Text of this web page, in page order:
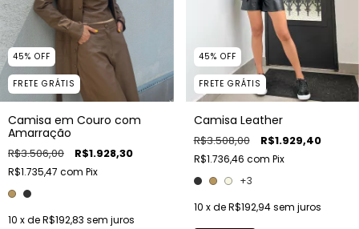
45% OFF
FRETE GRÁTIS
Camisa em Couro com
Amarração
R$3.506,00 R$1.928,30
R$1.735,47 com Pix
10 x deR$192,83 sem juros
45% OFF
FRETE GRÁTIS
Camisa Leather
R$3.508,00 R$1.929,40
R$1.736,46 com Pix
+3
10 x deR$192,94 sem juros